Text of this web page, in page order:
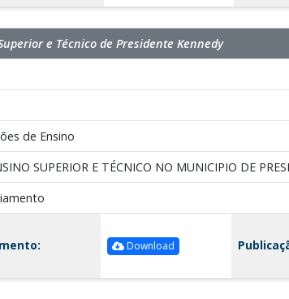
e Técnico de Presidente Kennedy
de Ensino
SUPERIOR E TÉCNICO NO MUNICIPIO DE
Download